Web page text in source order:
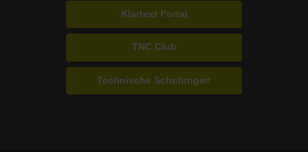
Klartext Portal
TNC Club
Technische Schulungen